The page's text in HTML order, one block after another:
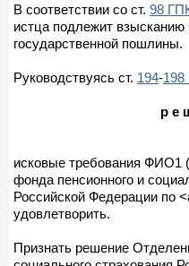
В соответствии со ст. 98
истца подлежит
государственной пошлины.
Руководствуясь ст. 194-
р е
исковые требования
фонда пенсионного и
Российской Федерации по
удовлетворить.
Признать решение